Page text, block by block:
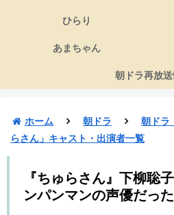
ひらり
あまちゃん
朝ドラ再放
ホーム 朝ドラ 朝ドラ
らさん」キャスト・出演者一覧
『ちゅらさん』下柳聡
ンパンマンの声優だっ